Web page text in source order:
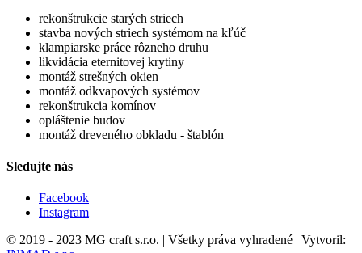
rekonštrukcie starých striech
stavba nových striech systémom na kľúč
klampiarske práce rôzneho druhu
likvidácia eternitovej krytiny
montáž strešných okien
montáž odkvapových systémov
rekonštrukcia komínov
opláštenie budov
montáž dreveného obkladu - štablón
Sledujte nás
Facebook
Instagram
© 2019 - 2023 MG craft s.r.o. | Všetky práva vyhradené | Vytvoril: